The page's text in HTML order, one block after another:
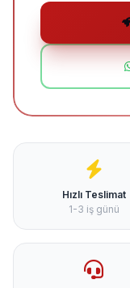
Hızlı Teslimat
1-3 iş günü